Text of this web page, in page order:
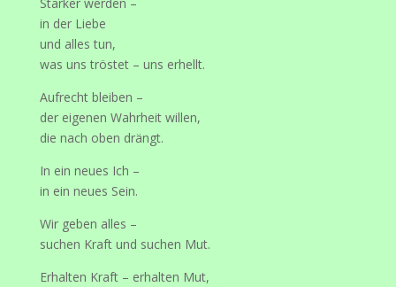
in der Liebe
und alles tun,
was uns tröstet – uns erhellt.
Aufrecht bleiben –
der eigenen Wahrheit willen,
die nach oben drängt.
In ein neues Ich –
in ein neues Sein.
Wir geben alles –
suchen Kraft und suchen Mut.
Erhalten Kraft – erhalten Mut,